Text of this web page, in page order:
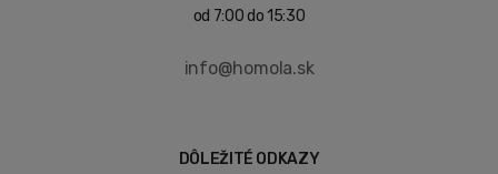
od 7:00 do 15:30
info@homola.sk
DÔLEŽITÉ ODKAZY